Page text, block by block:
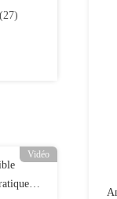
(27)
Vidéo